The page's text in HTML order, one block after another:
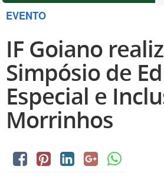
EVENTO
IF Goiano
Simpósio de
Especial e
Morrinhos